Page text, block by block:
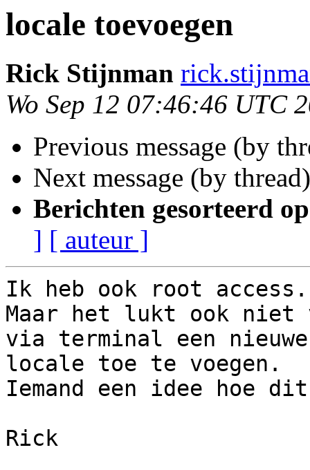
locale toevoegen
Rick Stijnman
Wo Sep 12 07:46:46 UTC
Previous message (by
Next message (by
Berichten gesorteerd
] [ auteur ]
Ik heb ook root access.
Maar het lukt ook niet
via terminal een nieuwe
locale toe te voegen.
Iemand een idee hoe dit
Rick